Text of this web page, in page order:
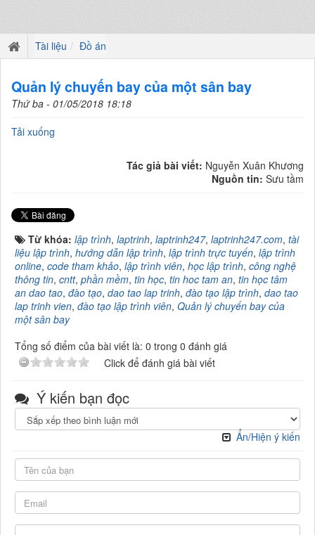
Tài liệu Đồ án
Quản lý chuyến bay của một sân bay
Thứ ba - 01/05/2018 18:18
Tải xuống
Tác giả bài viết: Nguyễn Xuân Khương
Nguồn tin: Sưu tầm
Từ khóa: lập trình, laptrinh, laptrinh247, laptrinh247.com, tài
liệu lập trình, hướng dẫn lập trình, lập trình trực tuyến, lập trình
online, code tham khảo, lập trình viên, học lập trình, công nghệ
thông tin, cntt, phần mềm, tin học, tin hoc tam an, tin học tâm
an dao tao, đào tạo, dao tao lap trinh, đào tạo lập trình, dao tao
lap trinh vien, đào tạo lập trình viên, Quản lý chuyến bay của
một sân bay
Tổng số điểm của bài viết là: 0 trong 0 đánh giá
Click để đánh giá bài viết
Ý kiến bạn đọc
Ẩn/Hiện ý kiến